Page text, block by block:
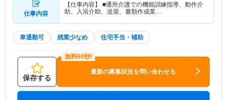
仕事内容
【仕事内容】 ■通所介護での機能訓練指導、動作介
助、入浴介助、送迎、書類作成業…
車通勤可 残業少なめ 住宅手当・補助
保存する
最新の募集状況を問い合わせる